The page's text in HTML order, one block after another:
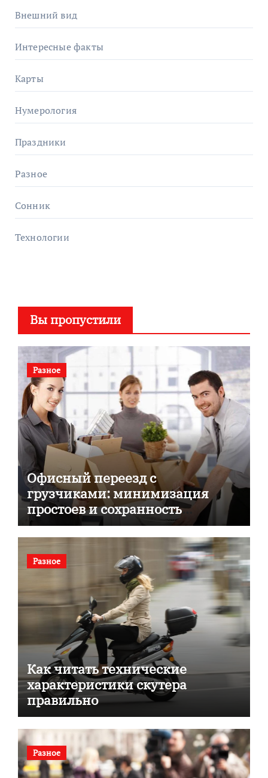
Внешний вид
Интересные факты
Карты
Нумерология
Праздники
Разное
Сонник
Технологии
Вы пропустили
Разное
Офисный переезд с
грузчиками: минимизация
простоев и сохранность
документов
Разное
Как читать технические
характеристики скутера
правильно
Разное